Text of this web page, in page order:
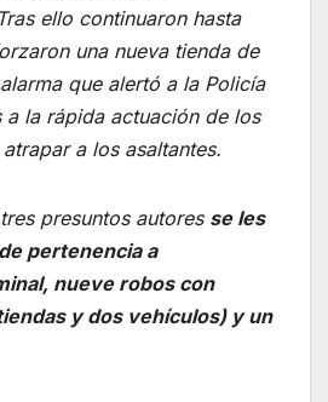
ello continuaron hasta
una nueva tienda de
que alertó a la Policía
a la rápida actuación de los
a los asaltantes.
presuntos autores se les
pertenencia a
nueve robos con
y dos vehículos) y un